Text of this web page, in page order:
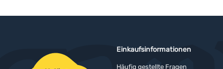
Einkaufsinformationen
Häufig gestellte Fragen